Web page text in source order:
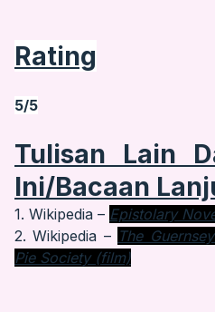
Rating
5/5
Tulisan Lain
Ini/Bacaan
1. Wikipedia – Epistolary
2. Wikipedia – The
Pie Society (film)